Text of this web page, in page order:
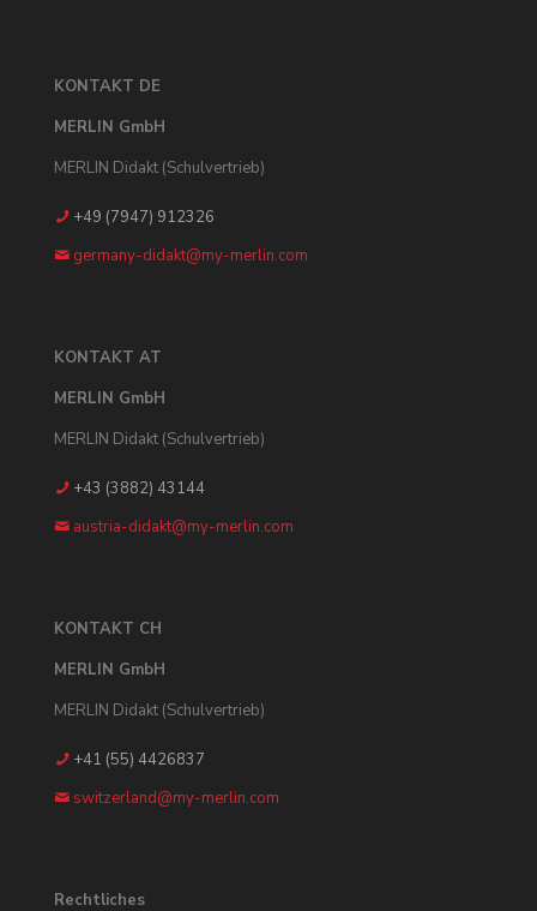
KONTAKT DE
MERLIN GmbH
MERLIN Didakt (Schulvertrieb)
+49 (7947) 912326
germany-didakt@my-merlin.com
KONTAKT AT
MERLIN GmbH
MERLIN Didakt (Schulvertrieb)
+43 (3882) 43144
austria-didakt@my-merlin.com
KONTAKT CH
MERLIN GmbH
MERLIN Didakt (Schulvertrieb)
+41 (55) 4426837
switzerland@my-merlin.com
Rechtliches